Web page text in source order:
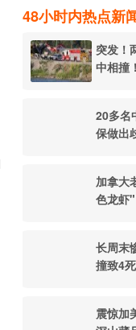
48小时内热点新
突发！
中相撞！
20多名
保做出
加拿大
色龙虾"
长周末
撞致4死
震惊加